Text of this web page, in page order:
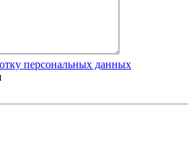
персональных данных